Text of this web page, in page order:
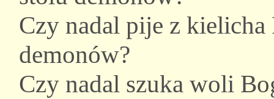
Czy nadal pije z
demonów?
Czy nadal szuka woli